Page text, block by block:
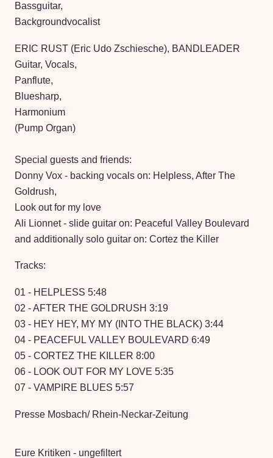
Bassguitar,
Backgroundvocalist
ERIC RUST (Eric Udo Zschiesche), BANDLEADER
Guitar, Vocals,
Panflute,
Bluesharp,
Harmonium
(Pump Organ)
Special guests and friends:
Donny Vox - backing vocals on: Helpless, After The
Goldrush,
Look out for my love
Ali Lionnet - slide guitar on: Peaceful Valley Boulevard
and additionally solo guitar on: Cortez the Killer
Tracks:
01 - HELPLESS 5:48
02 - AFTER THE GOLDRUSH 3:19
03 - HEY HEY, MY MY (INTO THE BLACK) 3:44
04 - PEACEFUL VALLEY BOULEVARD 6:49
05 - CORTEZ THE KILLER 8:00
06 - LOOK OUT FOR MY LOVE 5:35
07 - VAMPIRE BLUES 5:57
Presse Mosbach/ Rhein-Neckar-Zeitung
Eure Kritiken - ungefiltert